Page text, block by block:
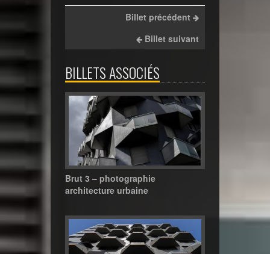
Billet précédent
Billet suivant
BILLETS ASSOCIÉS
Brut 3 – photographie
architecture urbaine